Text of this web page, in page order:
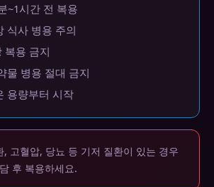
~1시간 전 복용
식사 병용 주의
복용 금지
물 병용 절대 금지
용량부터 시작
, 고혈압, 당뇨 등 기저 질환이 있는 경우
후 복용하세요.